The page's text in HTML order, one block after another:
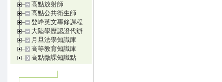
高點放射師
高點公共衛生師
登峰英文專修課程
大陸學歷認證代辦
月旦法學知識庫
高等教育知識庫
高點微課知識點